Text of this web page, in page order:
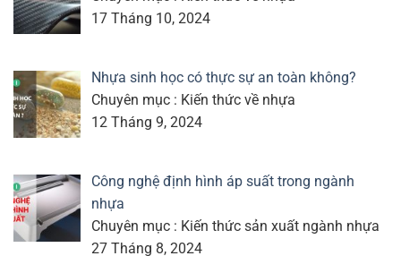
17 Tháng 10, 2024
Nhựa sinh học có thực sự an toàn không?
Chuyên mục : Kiến thức về nhựa
12 Tháng 9, 2024
Công nghệ định hình áp suất trong ngành
nhựa
Chuyên mục : Kiến thức sản xuất ngành nhựa
27 Tháng 8, 2024